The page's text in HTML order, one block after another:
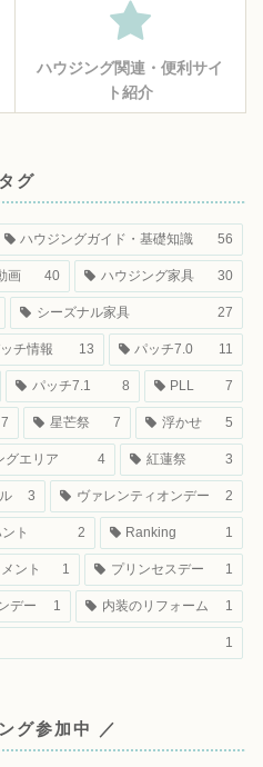
ハウジング関連・便利サイ
ト紹介
タグ
ハウジングガイド・基礎知識 56
画 40 ハウジング家具 30
シーズナル家具 27
チ情報 13 パッチ7.0 11
パッチ7.1 8 PLL 7
7 星芒祭 7 浮かせ 5
グエリア 4 紅蓮祭 3
3 ヴァレンティオンデー 2
ト 2 Ranking 1
ント 1 プリンセスデー 1
デー 1 内装のリフォーム 1
1
グ参加中 ／